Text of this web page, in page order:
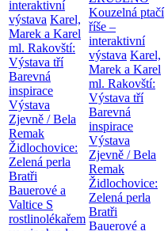
interaktivní
výstava Karel,
Marek a Karel
ml. Rakovští:
Výstava tří
Barevná
inspirace
Výstava
Zjevně / Bela
Remak
Židlochovice:
Zelená perla
Bratři
Bauerové a
Valtice S
rostlinolékařem
Kouzelná ptačí
říše –
interaktivní
výstava Karel,
Marek a Karel
ml. Rakovští:
Výstava tří
Barevná
inspirace
Výstava
Zjevně / Bela
Remak
Židlochovice:
Zelená perla
Bratři
Bauerové a